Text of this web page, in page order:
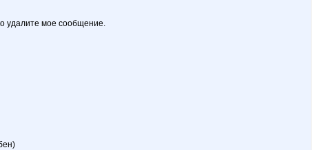
удалите мое сообщение.